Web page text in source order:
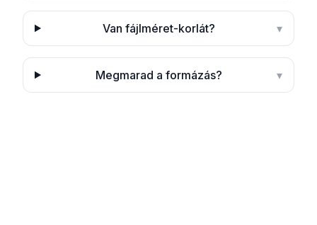
Van fájlméret-korlát? ▾
Megmarad a formázás? ▾